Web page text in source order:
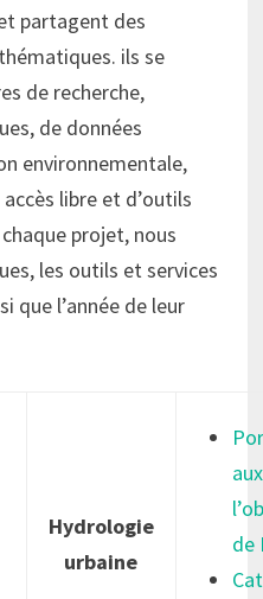
partagent des
ils se
de recherche,
de données
environnementale,
libre et d’outils
projet, nous
les outils et services
que l’année de leur
Hydrologie
urbaine
de